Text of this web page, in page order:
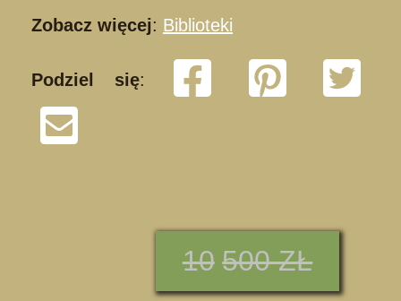
Zobacz więcej: Biblioteki
Podziel się:
10 500 ZŁ